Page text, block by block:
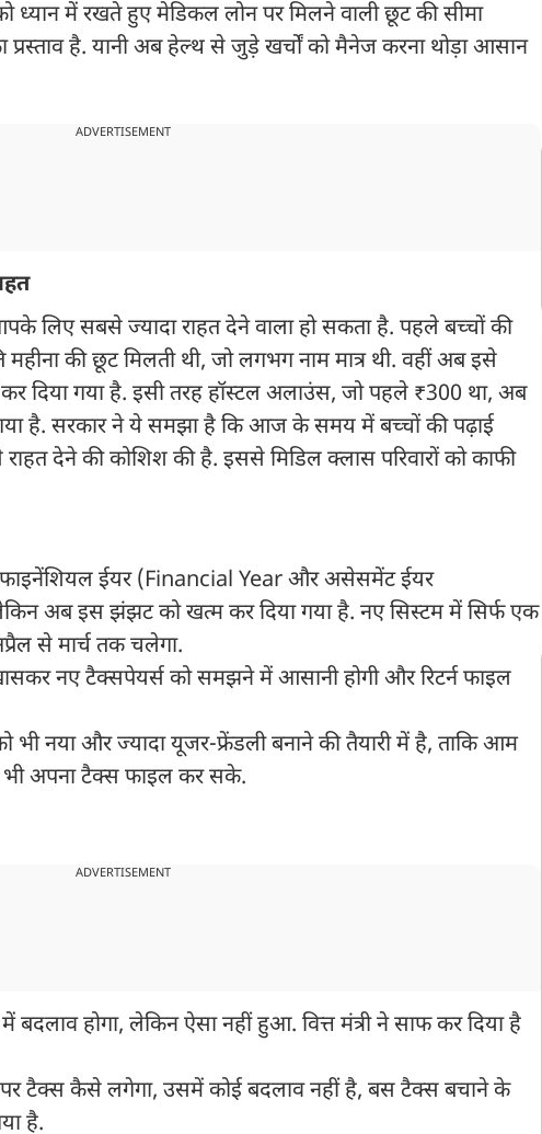
में रखते हुए मेडिकल लोन पर मिलने वाली छूट की सीमा
है. यानी अब हेल्थ से जुड़े खर्चों को मैनेज करना थोड़ा आसान
ADVERTISEMENT
लिए सबसे ज्यादा राहत देने वाला हो सकता है. पहले बच्चों की
की छूट मिलती थी, जो लगभग नाम मात्र थी. वहीं अब इसे
कर दिया गया है. इसी तरह हॉस्टल अलाउंस, जो पहले ₹300 था, अब
गया है. सरकार ने ये समझा है कि आज के समय में बच्चों की पढ़ाई
देने की कोशिश की है. इससे मिडिल क्लास परिवारों को काफी
ईयर (Financial Year और असेसमेंट ईयर
अब इस झंझट को खत्म कर दिया गया है. नए सिस्टम में सिर्फ एक
से मार्च तक चलेगा.
नए टैक्सपेयर्स को समझने में आसानी होगी और रिटर्न फाइल
भी नया और ज्यादा यूजर-फ्रेंडली बनाने की तैयारी में है, ताकि आम
भी अपना टैक्स फाइल कर सके.
ADVERTISEMENT
बदलाव होगा, लेकिन ऐसा नहीं हुआ. वित्त मंत्री ने साफ कर दिया है
टैक्स कैसे लगेगा, उसमें कोई बदलाव नहीं है, बस टैक्स बचाने के
है.